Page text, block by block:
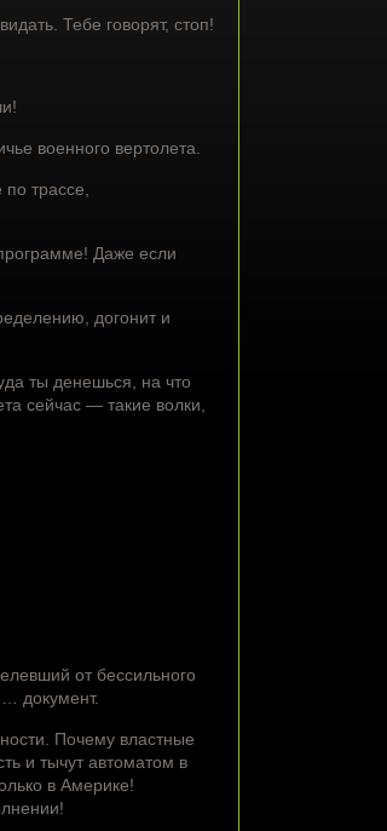
Тебе говорят, стоп!
военного вертолета.
трассе,
Даже если
догонит и
ты денешься, на что
сейчас — такие волки,
от бессильного
документ.
Почему властные
и тычут автоматом в
в Америке!